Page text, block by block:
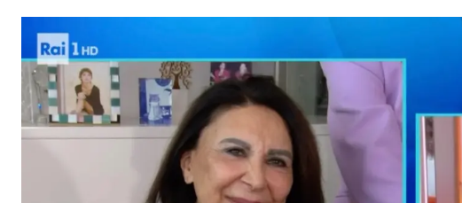
Viaggi e Turismo
Festività